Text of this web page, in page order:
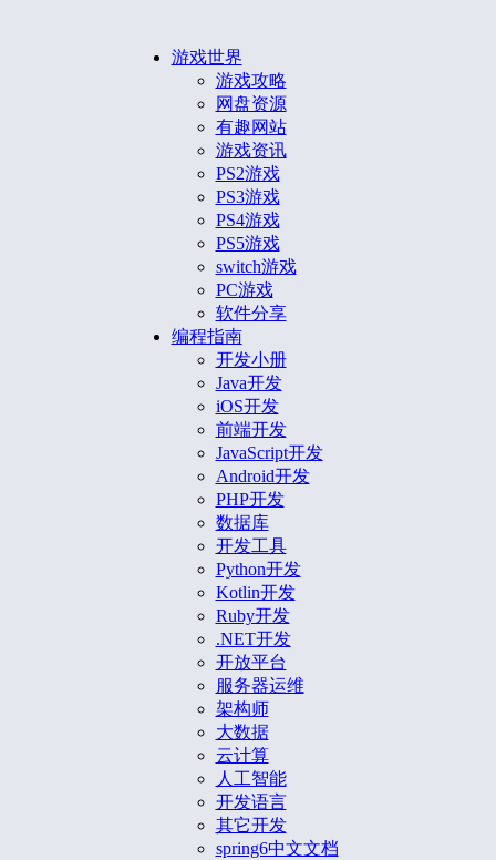
游戏世界
游戏攻略
网盘资源
有趣网站
游戏资讯
PS2游戏
PS3游戏
PS4游戏
PS5游戏
switch游戏
PC游戏
软件分享
编程指南
开发小册
Java开发
iOS开发
前端开发
JavaScript开发
Android开发
PHP开发
数据库
开发工具
Python开发
Kotlin开发
Ruby开发
.NET开发
开放平台
服务器运维
架构师
大数据
云计算
人工智能
开发语言
其它开发
spring6中文文档